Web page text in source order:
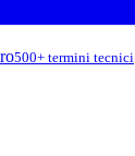
500+ termini tecnici